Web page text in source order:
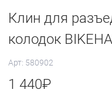
Клин для
колодок
Арт: 580902
1 440₽